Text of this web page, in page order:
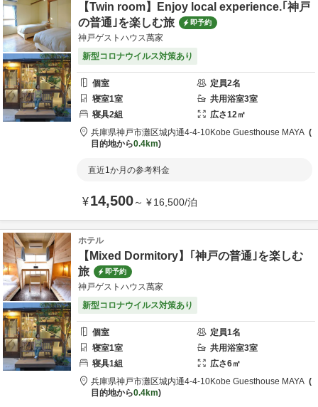
【Twin room】Enjoy local experience.｢神戸
の普通｣を楽しむ旅
即予約
神戸ゲストハウス萬家
新型コロナウイルス対策あり
個室 定員2名
寝室1室 共用浴室3室
寝具2組 広さ12㎡
兵庫県神戸市灘区城内通4-4-10Kobe Guesthouse MAYA
目的地から0.4km
直近1か月の参考料金
¥14,500～ ¥16,500/泊
ホテル
【Mixed Dormitory】｢神戸の普通｣を楽しむ
旅
即予約
神戸ゲストハウス萬家
新型コロナウイルス対策あり
個室 定員1名
寝室1室 共用浴室3室
寝具1組 広さ6㎡
兵庫県神戸市灘区城内通4-4-10Kobe Guesthouse MAYA
目的地から0.4km